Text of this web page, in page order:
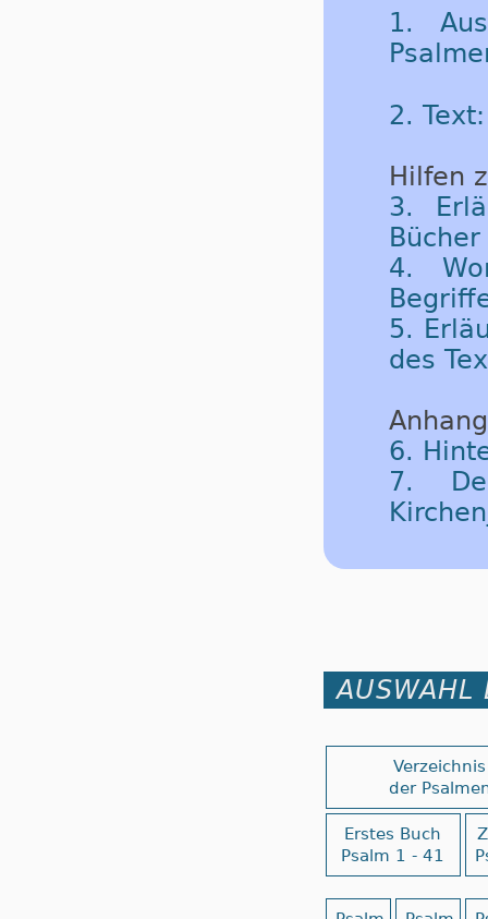
1.
2.
Hilfen
3.
4.
5.
des
Anhang
6.
7.
AUSWAHL
Verzeichnis
der
Erstes Buch
Psalm 1 - 41